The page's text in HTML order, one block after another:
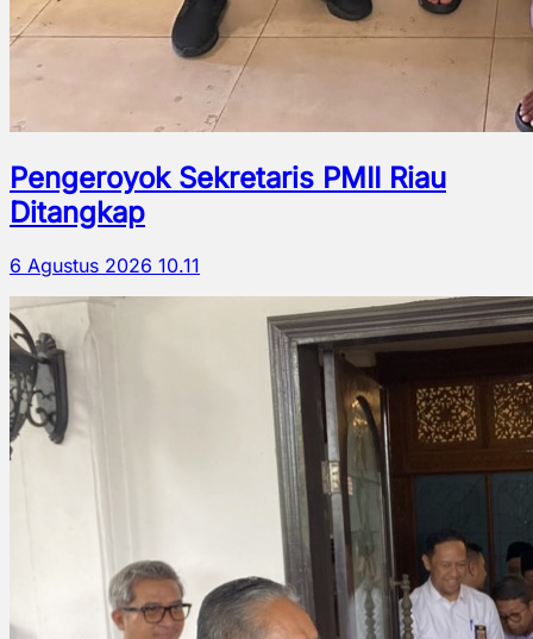
Pengeroyok Sekretaris PMII Riau
Ditangkap
6 Agustus 2026 10.11